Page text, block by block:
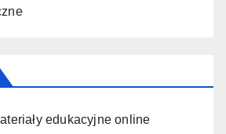
edukacyjne online